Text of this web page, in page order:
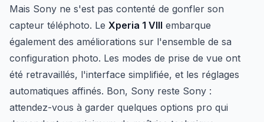
Mais Sony ne s'est pas contenté de gonfler son
capteur téléphoto. Le Xperia 1 VIII embarque
également des améliorations sur l'ensemble de sa
configuration photo. Les modes de prise de vue ont
été retravaillés, l'interface simplifiée, et les réglages
automatiques affinés. Bon, Sony reste Sony :
attendez-vous à garder quelques options pro qui